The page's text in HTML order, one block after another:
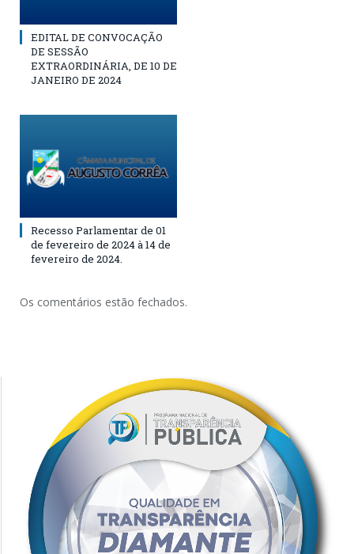
EDITAL DE CONVOCAÇÃO
DE SESSÃO
EXTRAORDINÁRIA, DE 10 DE
JANEIRO DE 2024
Recesso Parlamentar de 01
de fevereiro de 2024 à 14 de
fevereiro de 2024.
Os comentários estão fechados.